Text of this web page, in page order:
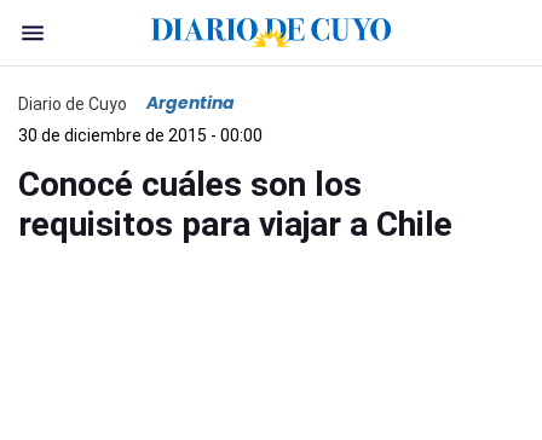
Diario de Cuyo Argentina
30 de diciembre de 2015 - 00:00
Conocé cuáles son los
requisitos para viajar a Chile